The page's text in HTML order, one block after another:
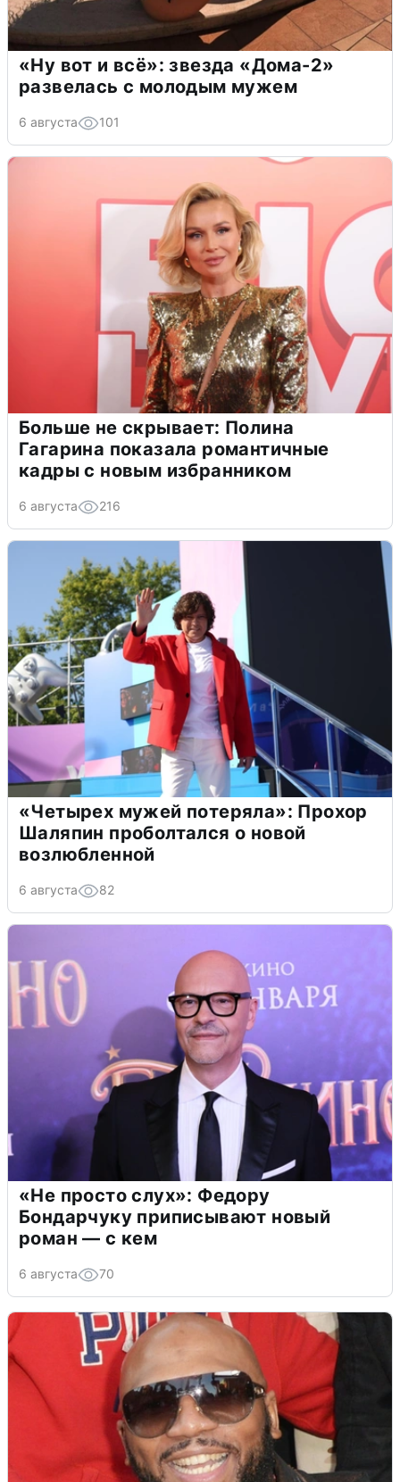
«Ну вот и всё»: звезда «Дома-2»
развелась с молодым мужем
6 августа 101
Больше не скрывает: Полина
Гагарина показала романтичные
кадры с новым избранником
6 августа 216
«Четырех мужей потеряла»: Прохор
Шаляпин проболтался о новой
возлюбленной
6 августа 82
«Не просто слух»: Федору
Бондарчуку приписывают новый
роман — с кем
6 августа 70